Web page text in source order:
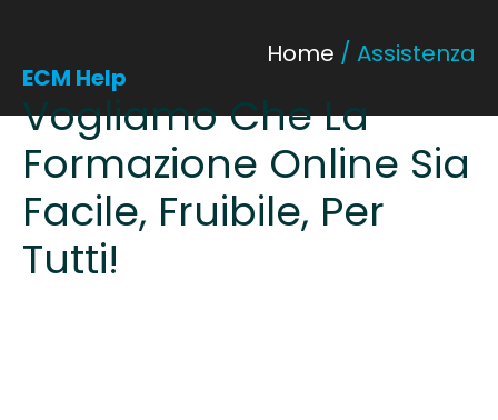
Home / Assistenza
ECM Help
Vogliamo Che La
Formazione Online Sia
Facile, Fruibile, Per
Tutti!